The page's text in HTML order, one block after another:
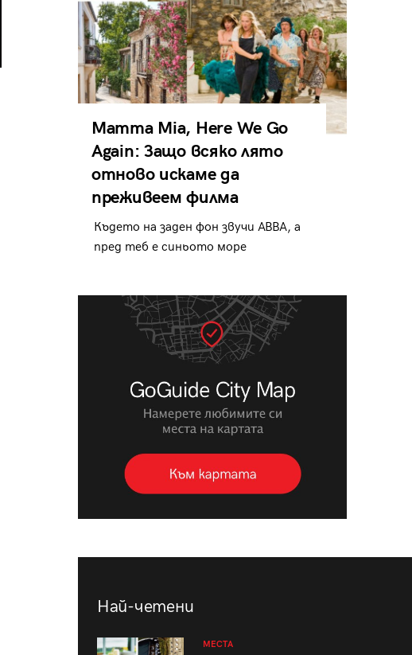
Mamma Mia, Here We Go
Again: Защо всяко лято
отново искаме да
преживеем филма
Където на заден фон звучи ABBA, а
пред теб е синьото море
Най-четени
МЕСТА